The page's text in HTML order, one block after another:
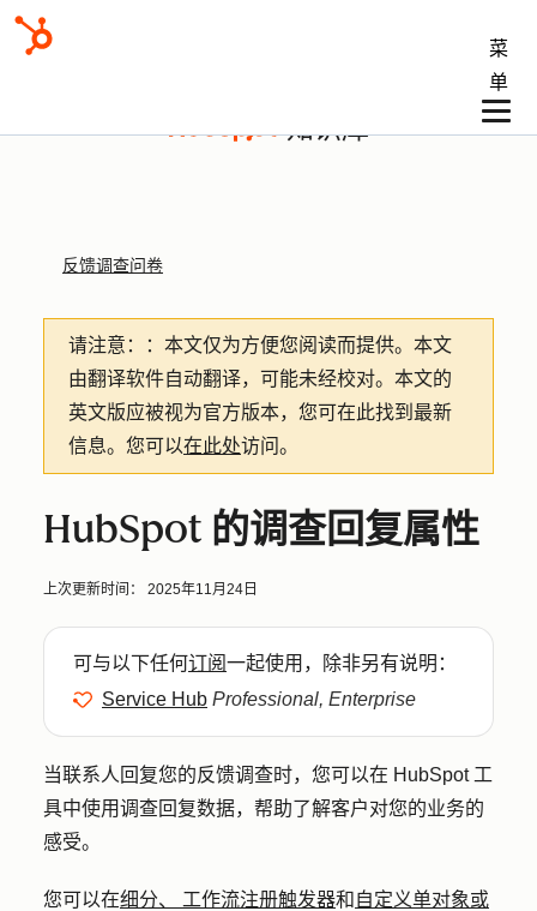
菜
单
知识库
反馈调查问卷
请注意： ：本文仅为方便您阅读而提供。 本文
由翻译软件自动翻译，可能未经校对。本文的
英文版应被视为官方版本，您可在此找到最新
信息。您可以在此处访问。
HubSpot 的调查回复属性
上次更新时间： 2025年11月24日
可与以下任何订阅一起使用，除非另有说明：
Service Hub Professional, Enterprise
当联系人回复您的反馈调查时，您可以在 HubSpot 工
具中使用调查回复数据，帮助了解客户对您的业务的
感受。
您可以在细分、 工作流注册触发器和 自定义单对象或